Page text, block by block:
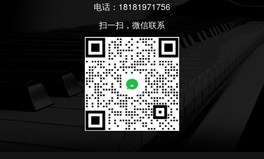
电话：18181971756
扫一扫，微信联系